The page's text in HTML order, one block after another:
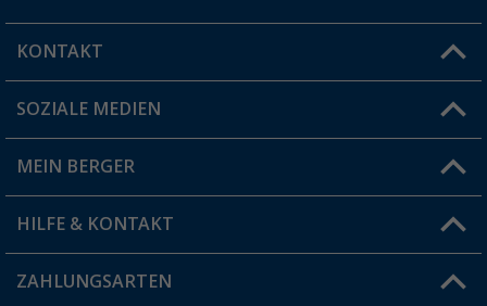
KONTAKT
Du hast eine Frage?
Filiale finden
SOZIALE MEDIEN
MEIN BERGER
Vorteilskarte
Blog
HILFE & KONTAKT
FAQ & Kontakt
ZAHLUNGSARTEN